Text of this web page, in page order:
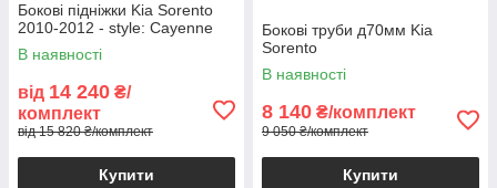
Бокові підніжки Kia Sorento
2010-2012 - style: Cayenne
В наявності
від 14 240 ₴/
комплект
від 15 820 ₴/комплект
Купити
Бокові труби д70мм Kia
Sorento
В наявності
8 140 ₴/комплект
9 050 ₴/комплект
Купити